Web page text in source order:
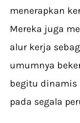
menerapkan
Mereka juga
alur kerja
umumnya
begitu
pada segala